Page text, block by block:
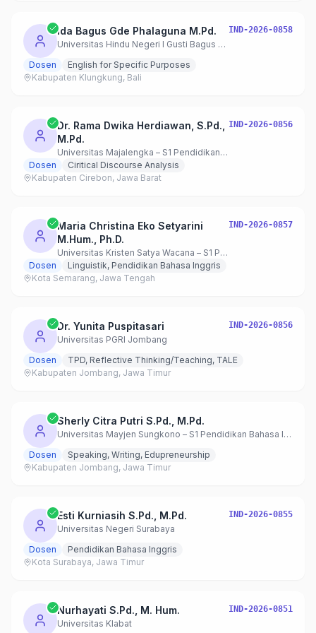
Ida Bagus Gde Phalaguna M.Pd.
Universitas Hindu Negeri I Gusti Bagus Sugriwa Denpasar
IND-2026-0858
Dosen
English for Specific Purposes
Kabupaten Klungkung, Bali
Dr. Rama Dwika Herdiawan, S.Pd.,
M.Pd.
Universitas Majalengka – S1 Pendidikan Bahasa Inggris
IND-2026-0856
Dosen
Ciritical Discourse Analysis
Kabupaten Cirebon, Jawa Barat
Maria Christina Eko Setyarini
M.Hum., Ph.D.
Universitas Kristen Satya Wacana – S1 Pendidikan Bahasa Inggris
IND-2026-0857
Dosen
Linguistik, Pendidikan Bahasa Inggris
Kota Semarang, Jawa Tengah
Dr. Yunita Puspitasari
Universitas PGRI Jombang
IND-2026-0856
Dosen
TPD, Reflective Thinking/Teaching, TALE
Kabupaten Jombang, Jawa Timur
Sherly Citra Putri S.Pd., M.Pd.
Universitas Mayjen Sungkono – S1 Pendidikan Bahasa Inggris
Dosen
Speaking, Writing, Edupreneurship
Kabupaten Jombang, Jawa Timur
Esti Kurniasih S.Pd., M.Pd.
Universitas Negeri Surabaya
IND-2026-0855
Dosen
Pendidikan Bahasa Inggris
Kota Surabaya, Jawa Timur
Nurhayati S.Pd., M. Hum.
Universitas Klabat
IND-2026-0851